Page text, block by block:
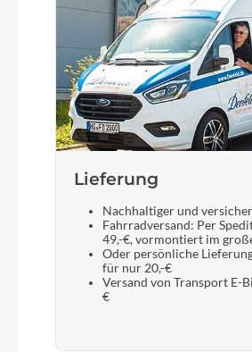
Lieferung
Nachhaltiger und
Fahrradversand: Per
49,-€, vormontiert im
Oder persönliche
für nur 20,-€
Versand von Transport E-
€